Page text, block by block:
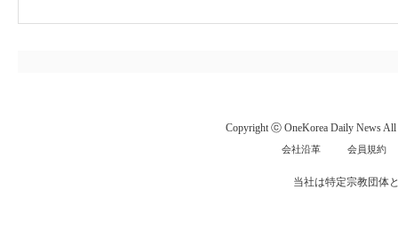
Copyright ⓒ OneKorea Daily News All
会社沿革 会員規約
当社は特定宗教団体